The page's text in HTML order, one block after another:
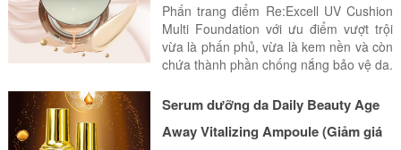
Phấn trang điểm Re:Excell UV Cushion
Multi Foundation với ưu điểm vượt trội
vừa là phấn phủ, vừa là kem nền và còn
chứa thành phần chống nắng bảo vệ da.
Serum dưỡng da Daily Beauty Age
Away Vitalizing Ampoule (Giảm giá